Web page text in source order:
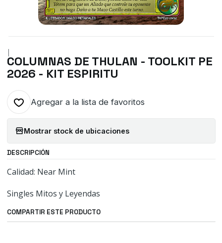
|
COLUMNAS DE THULAN - TOOLKIT PE
2026 - KIT ESPIRITU
Agregar a la lista de favoritos
Mostrar stock de ubicaciones
DESCRIPCIÓN
Calidad: Near Mint
Singles Mitos y Leyendas
COMPARTIR ESTE PRODUCTO